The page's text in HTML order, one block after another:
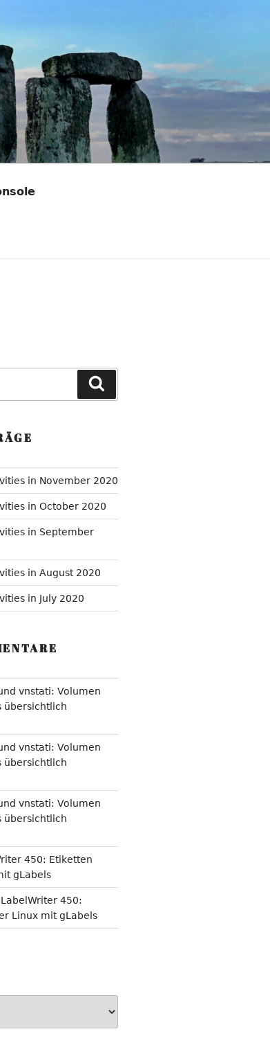
in November 2020
in October 2020
in September
in August 2020
in July 2020
vnstati: Volumen
übersichtlich
vnstati: Volumen
übersichtlich
vnstati: Volumen
übersichtlich
450: Etiketten
gLabels
450:
Linux mit gLabels